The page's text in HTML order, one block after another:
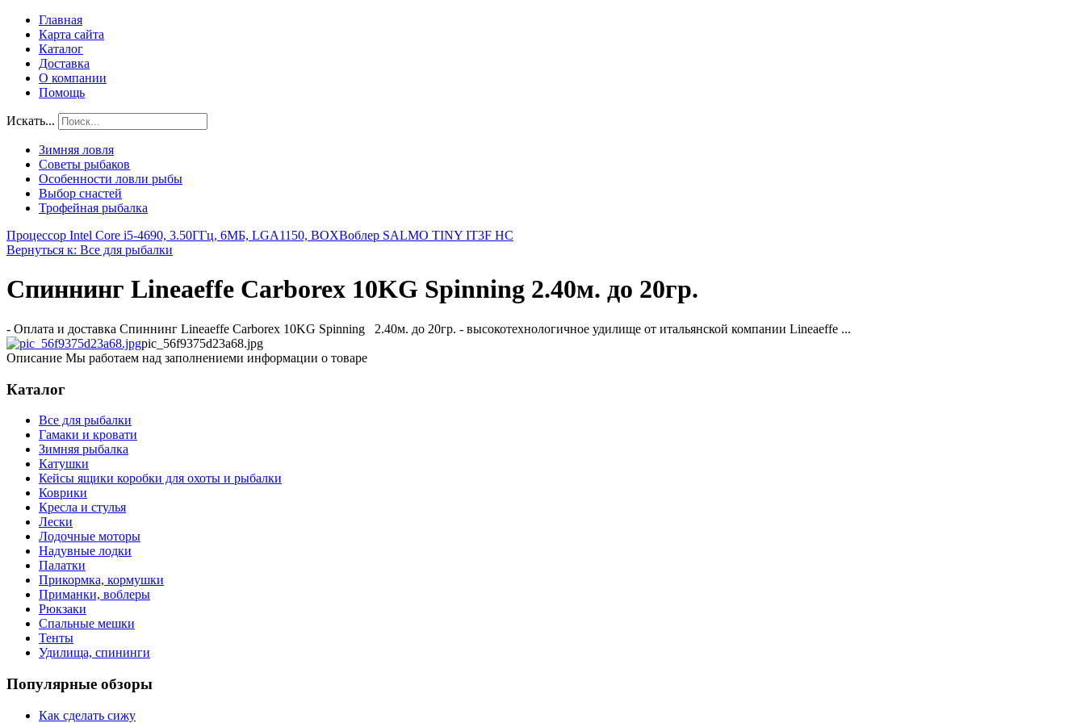
Главная
Карта сайта
Каталог
Доставка
О компании
Помощь
Искать...
Зимняя ловля
Советы рыбаков
Особенности ловли рыбы
Выбор снастей
Трофейная рыбалка
Процессор Intel Core i5-4690, 3.50ГГц, 6МБ, LGA1150, BOXВоблер SALMO TINY IT3F HC
Вернуться к: Все для рыбалки
Спиннинг Lineaeffe Carborex 10KG Spinning 2.40м. до 20гр.
- Оплата и доставка Спиннинг Lineaeffe Carborex 10KG Spinning 2.40м. до 20гр. - высокотехнологичное удилище от итальянской компании Lineaeffe ...
pic_56f9375d23a68.jpg
Описание Мы работаем над заполнениеми информации о товаре
Каталог
Все для рыбалки
Гамаки и кровати
Зимняя рыбалка
Катушки
Кейсы ящики коробки для охоты и рыбалки
Коврики
Кресла и стулья
Лески
Лодочные моторы
Надувные лодки
Палатки
Прикормка, кормушки
Приманки, воблеры
Рюкзаки
Спальные мешки
Тенты
Удилища, спининги
Популярные обзоры
Как сделать сижу